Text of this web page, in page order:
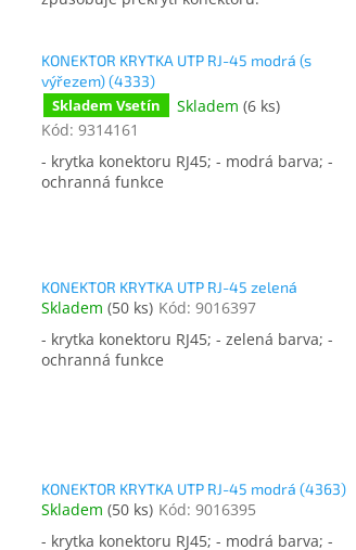
KONEKTOR KRYTKA UTP RJ-45 modrá (s
výřezem) (4333)
Skladem Vsetín Skladem (6 ks)
Kód: 9314161
- krytka konektoru RJ45; - modrá barva; -
ochranná funkce
KONEKTOR KRYTKA UTP RJ-45 zelená
Skladem (50 ks) Kód: 9016397
- krytka konektoru RJ45; - zelená barva; -
ochranná funkce
KONEKTOR KRYTKA UTP RJ-45 modrá (4363)
Skladem (50 ks) Kód: 9016395
- krytka konektoru RJ45; - modrá barva; -